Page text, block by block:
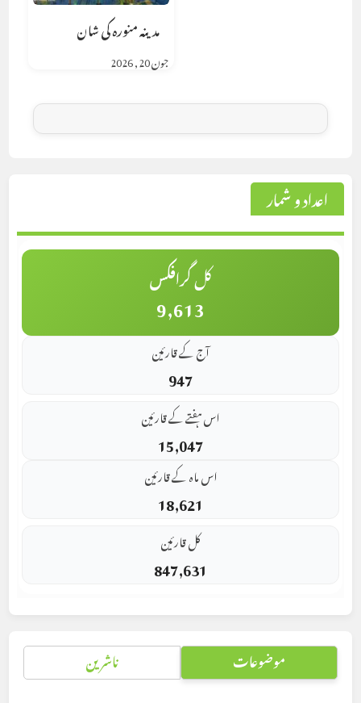
مدینہ منورہ کی شان
جون 20, 2026
اعداد و شمار
کل گرافکس
9,613
آج کے قارئین
947
اس ہفتے کے قارئین
15,047
اس ماہ کے قارئین
18,621
کل قارئین
847,631
موضوعات ناشرین